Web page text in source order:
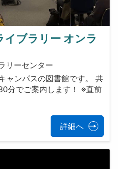
ブラリー オンラ
リーセンター
ャンパスの図書館です。 共
分でご案内します！ ※直前
詳細へ